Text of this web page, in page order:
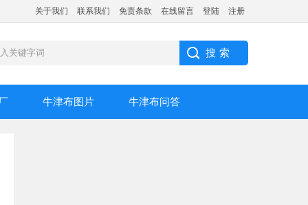
关于我们 联系我们 免责条款 在线留言 登陆 注册
牛津布图片 牛津布问答